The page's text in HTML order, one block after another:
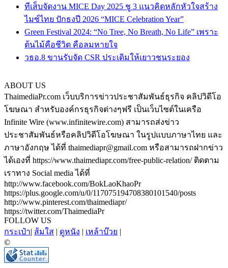
ทีเส็บจัดงาน MICE Day 2025 ชู 3 แนวคิดหลักหัวใจสร้าง
ไมซ์ไทย ปักธงปี 2026 “MICE Celebration Year”
Green Festival 2024: “No Tree, No Breath, No Life” เพราะ
ต้นไม้คือชีวิต คือลมหายใจ
วธอ.8 ขานรับจัด CSR ประเดิมให้เยาวชนระยอง
ABOUT US
ThaimediaPr.com เว็บบริการข่าวประชาสัมพันธ์ธุรกิจ คลิปวิดีโอ
โฆษณา สำหรับองค์กรธุรกิจต่างๆฟรี เป็นเว็บไซต์ในเครือ
Infinite Wire (www.infinitewire.com) สามารถส่งข่าว
ประชาสัมพันธ์หรือคลิปวิดีโอโฆษณา ในรูปแบบภาษาไทย และ
ภาษาอังกฤษ ได้ที่ thaimediapr@gmail.com หรือสามารถฝากข่าว
ได้เองที่ https://www.thaimediapr.com/free-public-relation/ ติดตาม
เราทาง Social media ได้ที่
http://www.facebook.com/BokLaoKhaoPr
https://plus.google.com/u/0/117075194708380101540/posts
http://www.pinterest.com/thaimediapr/
https://twitter.com/ThaimediaPr
FOLLOW US
กระเป๋า| ส้มใส | ดูหนัง | เหล้าบ๊วย |
©